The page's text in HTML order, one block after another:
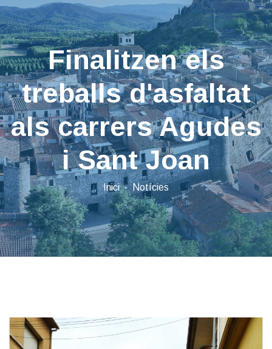
Finalitzen els
treballs d'asfaltat
als carrers Agudes
i Sant Joan
Inici Notícies